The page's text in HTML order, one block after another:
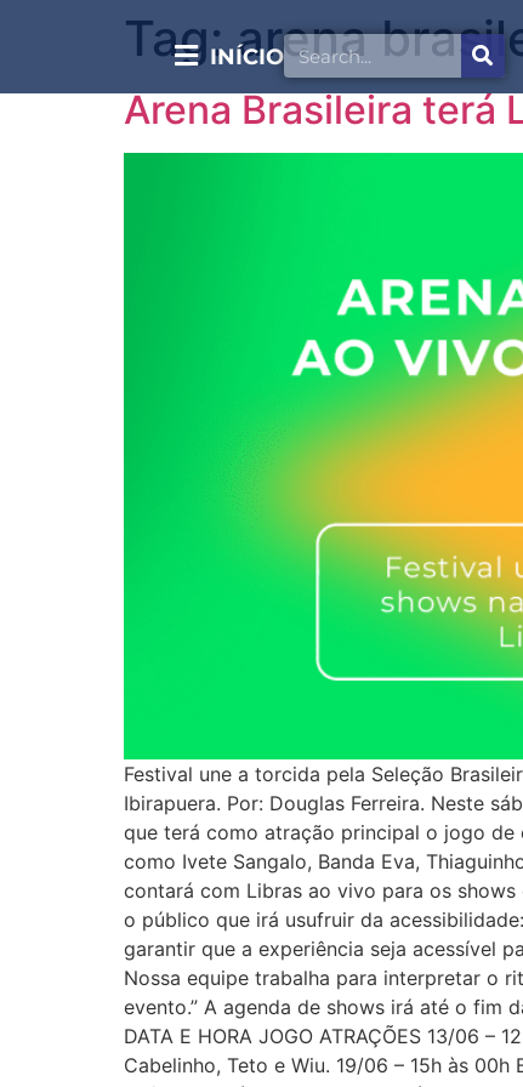
INÍCIO
Tag:arena
Arena Brasileira terá
Festival une a torcida pela Seleção
Ibirapuera. Por: Douglas Ferreira. Neste
que terá como atração principal o jogo
como Ivete Sangalo, Banda Eva,
contará com Libras ao vivo para os
o público que irá usufruir da
garantir que a experiência seja acessível
Nossa equipe trabalha para interpretar o
evento.” A agenda de shows irá até o fim
DATA E HORA JOGO ATRAÇÕES 13/06
Cabelinho, Teto e Wiu. 19/06 – 15h às